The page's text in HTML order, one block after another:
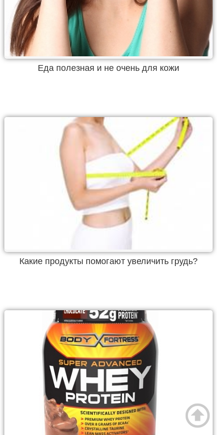
Еда полезная и не очень для кожи
Какие продукты помогают увеличить грудь?